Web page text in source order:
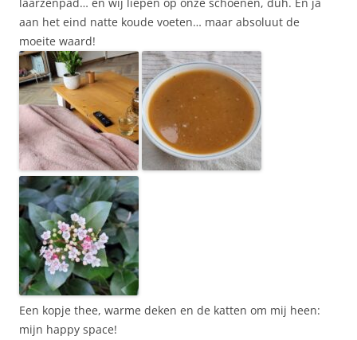
aan het eind natte koude voeten… maar absoluut de
moeite waard!
Een kopje thee, warme deken en de katten om mij heen:
mijn happy space!